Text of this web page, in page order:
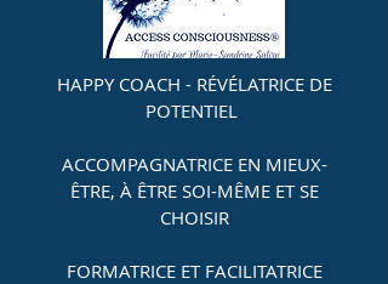
HAPPY COACH - RÉVÉLATRICE DE
POTENTIEL
ACCOMPAGNATRICE EN MIEUX-
ÊTRE, À ÊTRE SOI-MÊME ET SE
CHOISIR
FORMATRICE ET FACILITATRICE